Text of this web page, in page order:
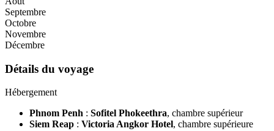
Septembre
Octobre
Novembre
Décembre
Détails du voyage
Hébergement
Phnom Penh : Sofitel Phokeethra, chambre supérieur
Siem Reap : Victoria Angkor Hotel, chambre supérieure